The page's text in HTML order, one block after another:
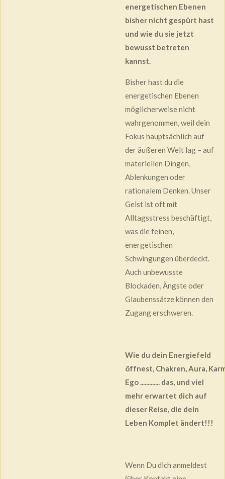
energetischen Ebenen
bisher nicht gespürt hast
und wie du sie jetzt
bewusst betreten
kannst.
Bisher hast du die
energetischen Ebenen
möglicherweise nicht
wahrgenommen, weil dein
Fokus hauptsächlich auf
der äußeren Welt lag – auf
materiellen Dingen,
Ablenkungen oder
rationalem Denken. Unser
Geist ist oft mit
Alltagsstress beschäftigt,
was die feinen,
energetischen
Schwingungen überdeckt.
Auch unbewusste
Blockaden, Ängste oder
Glaubenssätze können den
Zugang erschweren.
Wie du dein Energiefeld
öffnest, Chakren,Aura,
Ego ............. das, und viel
mehr erwartet dich auf
dieser Reise, die dein
Leben Komplet ändert!!!
Wenn Du dich anmeldest